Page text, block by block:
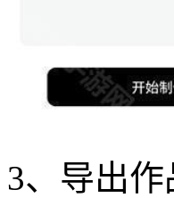
3、导出作